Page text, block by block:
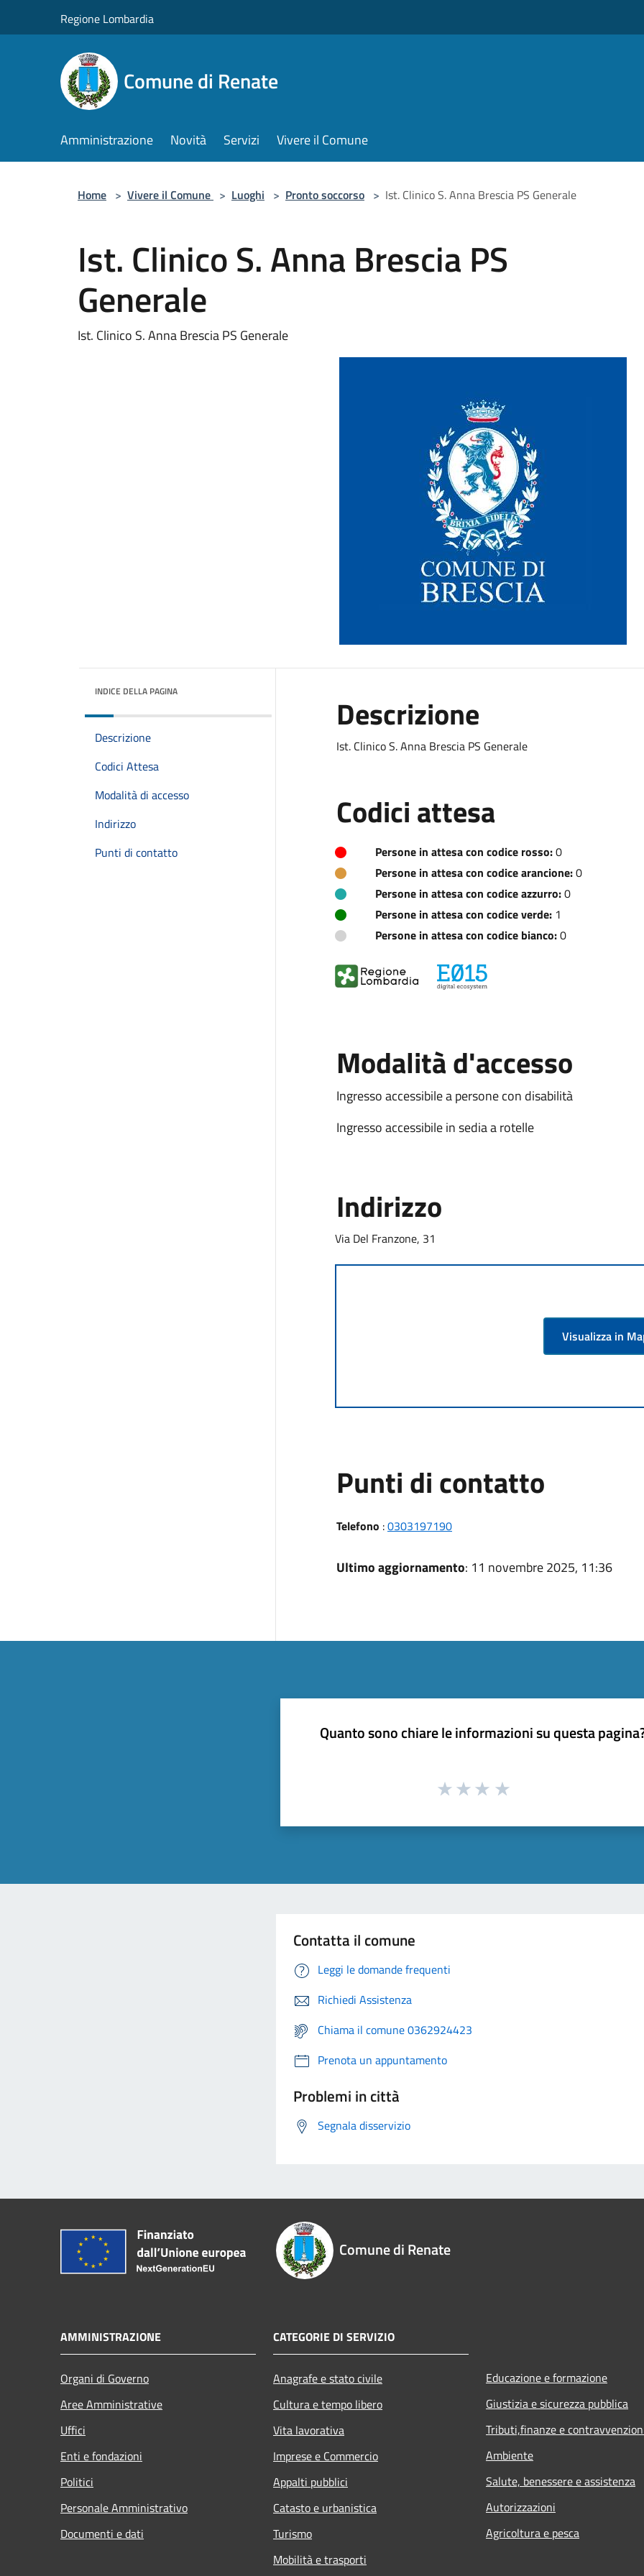
Regione Lombardia
Comune di Renate
Amministrazione Novità Servizi Vivere il Comune
Home > Vivere il Comune > Luoghi > Pronto soccorso > Ist. Clinico S. Anna Brescia PS Generale
Ist. Clinico S. Anna Brescia PS
Generale
Ist. Clinico S. Anna Brescia PS Generale
INDICE DELLA PAGINA
Descrizione
Codici Attesa
Modalità di accesso
Indirizzo
Punti di contatto
Descrizione
Ist. Clinico S. Anna Brescia PS Generale
Codici attesa
Persone in attesa con codice rosso:0
Persone in attesa con codice arancione:0
Persone in attesa con codice azzurro:0
Persone in attesa con codice verde:1
Persone in attesa con codice bianco:0
Modalità d'accesso
Ingresso accessibile a persone con disabilità
Ingresso accessibile in sedia a rotelle
Indirizzo
Via Del Franzone, 31
Visualizza in
Punti di contatto
Telefono :0303197190
Ultimo aggiornamento: 11 novembre 2025, 11:36
Quanto sono chiare le informazioni su questa
Contatta il comune
Leggi le domande frequenti
Richiedi Assistenza
Chiama il comune 0362924423
Prenota un appuntamento
Problemi in città
Segnala disservizio
Comune di Renate
AMMINISTRAZIONE
Organi di Governo
Aree Amministrative
Uffici
Enti e fondazioni
Politici
Personale Amministrativo
Documenti e dati
CATEGORIE DI SERVIZIO
Anagrafe e stato civile
Cultura e tempo libero
Vita lavorativa
Imprese e Commercio
Appalti pubblici
Catasto e urbanistica
Turismo
Mobilità e trasporti
Educazione e formazione
Giustizia e sicurezza pubblica
Tributi,finanze e
Ambiente
Salute, benessere e assistenza
Autorizzazioni
Agricoltura e pesca